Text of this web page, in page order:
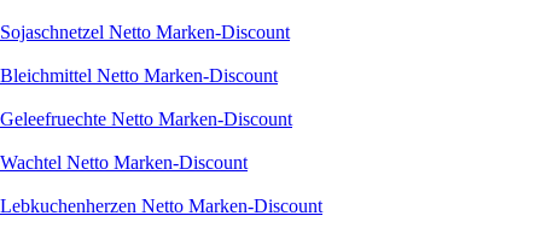
Sojaschnetzel Netto Marken-Discount
Bleichmittel Netto Marken-Discount
Geleefruechte Netto Marken-Discount
Wachtel Netto Marken-Discount
Lebkuchenherzen Netto Marken-Discount